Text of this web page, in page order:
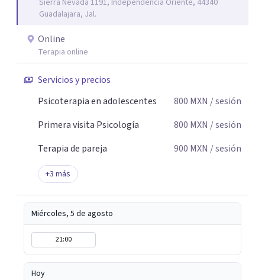
pareja -Terapia con adolescentes
Sierra Nevada 1191, Independencia Oriente, 44340
Guadalajara, Jal.
Online
Terapia online
Servicios y precios
Psicoterapia en adolescentes
800 MXN / sesión
Primera visita Psicología
800 MXN / sesión
Terapia de pareja
900 MXN / sesión
+3 más
Miércoles, 5 de agosto
21:00
Hoy